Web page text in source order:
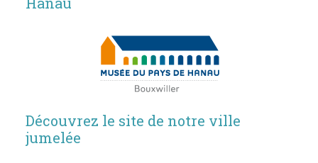
Découvrez le site de notre ville
jumelée